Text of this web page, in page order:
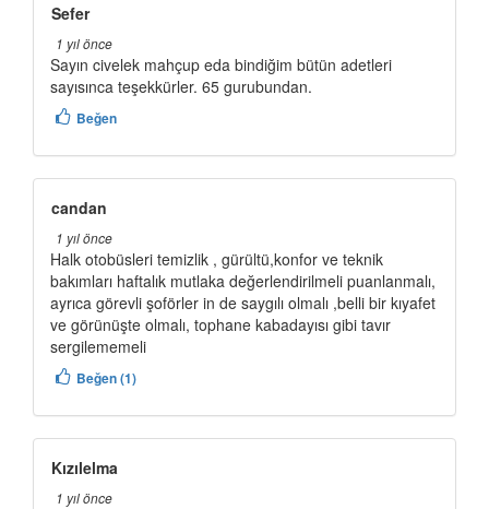
Sefer
1 yıl önce
Sayın civelek mahçup eda bindiğim bütün adetleri
sayısınca teşekkürler. 65 gurubundan.
Beğen
candan
1 yıl önce
Halk otobüsleri temizlik , gürültü,konfor ve teknik
bakımları haftalık mutlaka değerlendirilmeli puanlanmalı,
ayrıca görevli şoförler in de saygılı olmalı ,belli bir kıyafet
ve görünüşte olmalı, tophane kabadayısı gibi tavır
sergilememeli
Beğen (1)
Kızılelma
1 yıl önce